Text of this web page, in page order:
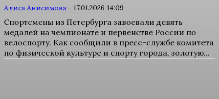
Алиса Анисимова - 17.01.2026 14:09
Спортсмены из Петербурга завоевали девять
медалей на чемпионате и первенстве России по
велоспорту. Как сообщили в пресс-службе комитета
по физической культуре и спорту города, золотую...